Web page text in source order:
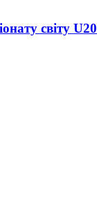
світу U20